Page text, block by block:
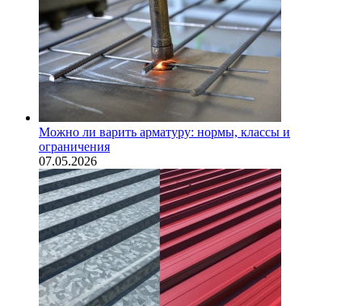
Можно ли варить арматуру: нормы, классы и
ограничения
07.05.2026